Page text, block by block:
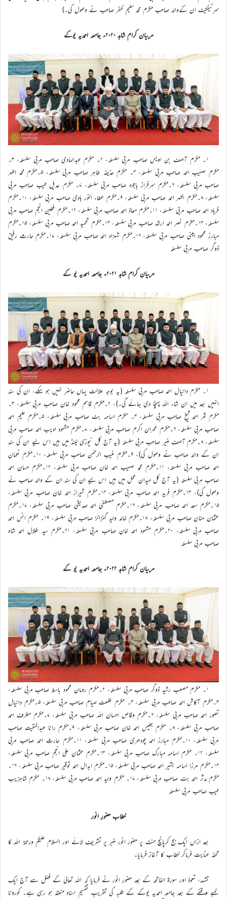
سرٹیفکیٹ ان کےوالد صاحب مکرم محمد سلیم ظفر صاحب نے وصول کی۔)
مربیان کرام شاہد ۲۰۲۰ء جامعہ احمدیہ یوکے
۱۔ مکرم آصف بن اویس صاحب مربی سلسلہ، ۲۔ مکرم عبدالہادی صاحب مربی سلسلہ، ۳۔
مکرم صہیب احمد صاحب مربی سلسلہ، ۴۔ مکرم حذیفہ طاہر صاحب مربی سلسلہ، ۵۔مکرم محمد اطہر
صاحب مربی سلسلہ، ۶۔مکرم سرفراز باجوہ صاحب مربی سلسلہ، ۷۔ مکرم عدیل طیب صاحب مربی
سلسلہ، ۸۔مکرم اظہر احمد صاحب مربی سلسلہ، ۹۔مکرم عطاء النور ہادی صاحب مربی سلسلہ، ۱۰۔مکرم
فرہاد احمد صاحب مربی سلسلہ، ۱۱۔مکرم معاذ احمد صاحب مربی سلسلہ، ۱۲۔مکرم فطین انجم صاحب مربی
سلسلہ، ۱۳۔مکرم نصر احمد ارشد صاحب مربی سلسلہ، ۱۴۔مکرم تحمید احمد صاحب مربی سلسلہ، ۱۵۔مکرم
مبارز محمود امینی صاحب مربی سلسلہ، ۱۶۔مکرم شہزاد احمد صاحب مربی سلسلہ، ۱۷۔مکرم حارث رفیق
ڈوگر صاحب مربی سلسلہ
مربیان کرام شاہد ۲۰۲۱ء جامعہ احمدیہ یو کے
۱۔ مکرم دانیال احمد صاحب مربی سلسلہ (یہ بوجہ علالت یہاں حاضر نہیں ہو سکے، ان کی سند
انہیں بعد میں ان شاء اللہ پہنچا دی جائے گی۔)، ۲۔مکرم قاسم محمود خان صاحب مربی سلسلہ، ۳۔
مکرم ثمر احمد شیخ صاحب مربی سلسلہ، ۴۔ مکرم اسامہ بٹ صاحب مربی سلسلہ، ۵۔مکرم علیم احمد
صاحب مربی سلسلہ، ۶۔مکرم عمران اکرم صاحب مربی سلسلہ، ۷۔مکرم مشہود ادیب احمد صاحب مربی
سلسلہ، ۸۔مکرم آصف منیر صاحب مربی سلسلہ (یہ آج کل نیوزی لینڈ میں ہیں اس لیے ان کی سند
ان کے والد صاحب نے وصول کی)، ۹۔مکرم منیب الرحمٰن صاحب مربی سلسلہ، ۱۰۔مکرم نعمان
احمد صاحب مربی سلسلہ، ۱۱۔مکرم محمد صہیب احمد خان صاحب مربی سلسلہ، ۱۲۔مکرم حسان احمد
صاحب مربی سلسلہ (یہ آج کل میدان عمل میں ہیں اس لیے ان کی سند ان کے والد صاحب نے
وصول کی)، ۱۳۔مکرم فرید احمد صاحب مربی سلسلہ، ۱۴۔مکرم شیراز احمد خان صاحب مربی سلسلہ،
۱۵۔مکرم سعد احمد صاحب مربی سلسلہ، ۱۶۔مکرم مصطفیٰ احمد صدیقی صاحب مربی سلسلہ، ۱۷۔مکرم
عثمان منان صاحب مربی سلسلہ، ۱۸۔مکرم خالد ولید گنزالز صاحب مربی سلسلہ، ۱۹۔ مکرم انس احمد
صاحب مربی سلسلہ، ۲۰۔مکرم مشہود احمد خان صاحب مربی سلسلہ، ۲۱۔مکرم سید طلال احمد شاہ
صاحب مربی سلسلہ
مربیان کرام شاہد ۲۰۲۲ء جامعہ احمدیہ یو کے
۱۔ مکرم مصعب رشید ڈوگر صاحب مربی سلسلہ، ۲۔مکرم رومان محمود باسط صاحب مربی سلسلہ،
۳۔مکرم آکاش احمد صاحب مربی سلسلہ، ۴۔ مکرم طلعت صیام صاحب مربی سلسلہ، ۵۔مکرم دانیال
تصور احمد صاحب مربی سلسلہ، ۶۔مکرم وقاص احسان اللہ صاحب مربی سلسلہ، ۷۔مکرم مطرف احمد
صاحب مربی سلسلہ، ۸۔ مکرم جلیس احمد خان صاحب مربی سلسلہ، ۹۔مکرم رانا عبدالمقیت صاحب
مربی سلسلہ، ۱۰۔مکرم مبارز احمد چودھری صاحب مربی سلسلہ، ۱۱۔مکرم حارث احمد صاحب مربی
سلسلہ، ۱۲۔ مکرم اسامہ مبارک صاحب مربی سلسلہ، ۱۳۔مکرم عثمان علی انجم صاحب مربی سلسلہ،
۱۴۔مکرم مرزا اسامہ بشیر احمد صاحب مربی سلسلہ، ۱۵۔مکرم ابدال احمد توقیر صاحب مربی سلسلہ، ۱۶۔
مکرم مدثر احمد بٹ صاحب مربی سلسلہ، ۱۷۔ مکرم ولید احمد صاحب مربی سلسلہ، ۱۸۔ مکرم شاہزیب
طیب صاحب مربی سلسلہ
خطاب حضورِ انور
بعد ازاں ایک بج کرپانچ منٹ پر حضور انور منبر پر تشریف لائے اور السلام علیکم ورحمۃ اللہ کا
تحفہ عنایت فرماکر خطاب کا آغاز فرمایا۔
تشہد، تعوذ اور سورۃ الفاتحہ کے بعد حضورِ انور نے فرمایا کہ اللہ تعالیٰ کے فضل سے آج ایک
لمبے وقفے کے بعد جامعہ احمدیہ یوکے کے طلبہ کی تقریبِ تقسیمِ اسناد منعقد ہو رہی ہے۔ کورونا